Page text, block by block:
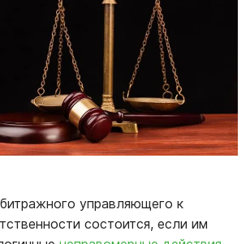
управляющего к
состоится, если им